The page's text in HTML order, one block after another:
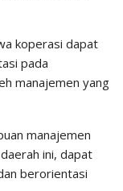
koperasi dapat
pada
manajemen yang
manajemen
ini, dapat
berorientasi